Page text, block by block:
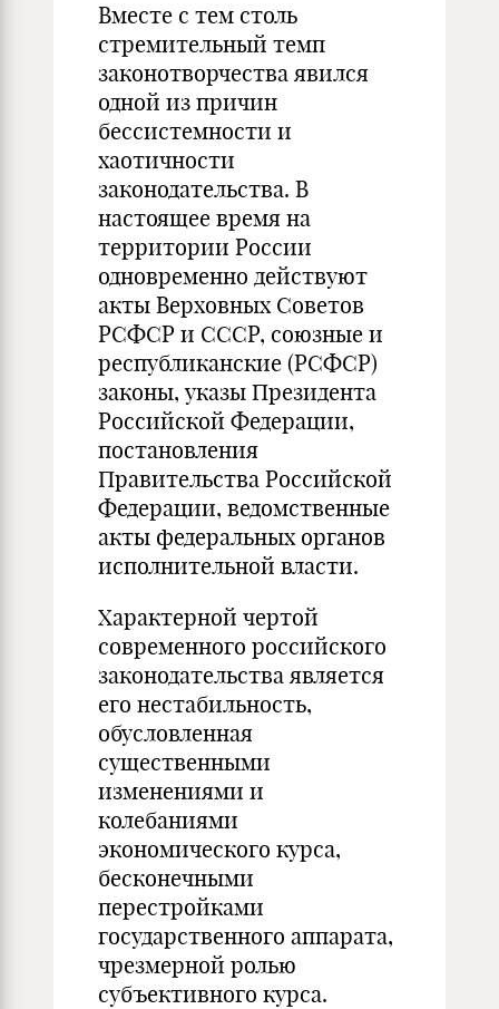
Вместе с тем столь
стремительный темп
законотворчества явился
одной из причин
бессистемности и
хаотичности
законодательства. В
настоящее время на
территории России
одновременно действуют
акты Верховных Советов
РСФСР и СССР, союзные и
республиканские (РСФСР)
законы, указы Президента
Российской Федерации,
постановления
Правительства Российской
Федерации, ведомственные
акты федеральных органов
исполнительной власти.
Характерной чертой
современного российского
законодательства является
его нестабильность,
обусловленная
существенными
изменениями и
колебаниями
экономического курса,
бесконечными
перестройками
государственного аппарата,
чрезмерной ролью
субъективного курса.